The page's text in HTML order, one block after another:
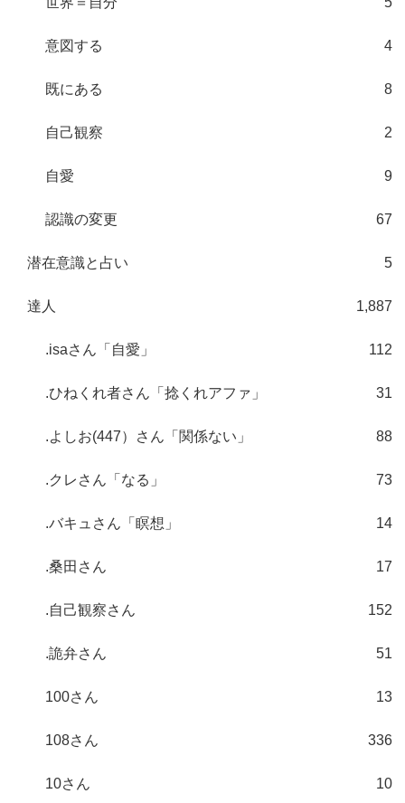
意図する 4
既にある 8
自己観察 2
自愛 9
認識の変更 67
潜在意識と占い 5
達人 1,887
.isaさん「自愛」 112
.ひねくれ者さん「捻くれアファ」 31
.よしお(447）さん「関係ない」 88
.クレさん「なる」 73
.バキュさん「瞑想」 14
.桑田さん 17
.自己観察さん 152
.詭弁さん 51
100さん 13
108さん 336
10さん 10